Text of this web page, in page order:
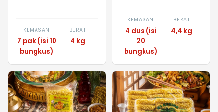
KEMASAN
7 pak (isi 10
bungkus)
BERAT
4 kg
KEMASAN
4 dus (isi
20
bungkus)
BERAT
4,4 kg